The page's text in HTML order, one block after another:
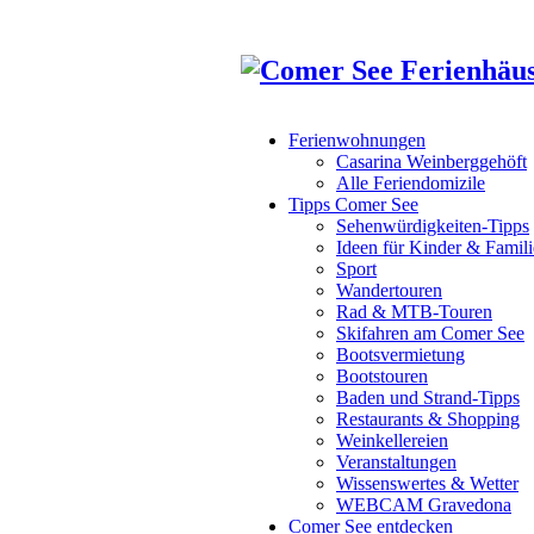
Ferienwohnungen
Casarina Weinberggehöft
Alle Feriendomizile
Tipps Comer See
Sehenwürdigkeiten-Tipps
Ideen für Kinder &
Sport
Wandertouren
Rad & MTB-Touren
Skifahren am Comer See
Bootsvermietung
Bootstouren
Baden und Strand-Tipps
Restaurants & Shopping
Weinkellereien
Veranstaltungen
Wissenswertes & Wetter
WEBCAM Gravedona
Comer See entdecken